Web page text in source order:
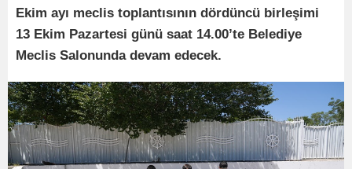
Ekim ayı meclis toplantısının dördüncü birleşimi
13 Ekim Pazartesi günü saat 14.00’te Belediye
Meclis Salonunda devam edecek.